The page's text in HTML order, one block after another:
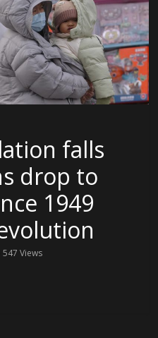
falls
drop to
1949
547 Views